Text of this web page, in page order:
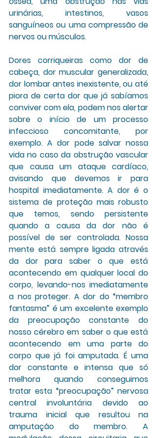
urinárias, intestinos, vasos
sanguíneos ou uma compressão de
nervos ou músculos.
Dores corriqueiras como dor de
cabeça, dor muscular generalizada,
dor lombar antes inexistente, ou até
piora de certa dor que já sabíamos
conviver com ela, podem nos alertar
sobre o início de um processo
infeccioso concomitante, por
exemplo. A dor pode salvar nossa
vida no caso da obstrução vascular
que causa um ataque cardíaco,
avisando que devemos ir para
hospital imediatamente. A dor é o
sistema de proteção mais robusto
que temos, sendo persistente
quando a causa da dor não é
possível de ser controlada. Nossa
mente está sempre ligada através
da dor para saber o que está
acontecendo em qualquer local do
corpo, levando-nos imediatamente
a nos proteger. A dor do “membro
fantasma” é um excelente exemplo
da preocupação constante do
nosso cérebro em saber o que está
acontecendo em uma parte do
corpo que já foi amputada. É uma
dor constante e intensa que só
melhora quando conseguimos
tratar esta “preocupação” nervosa
central involuntária devido ao
trauma inicial que resultou na
amputação do membro. A